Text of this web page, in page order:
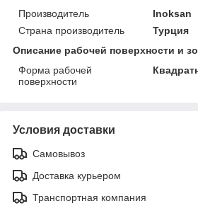
Производитель
Inoksan
Страна производитель
Турция
Описание рабочей поверхности и
Форма рабочей
поверхности
Условия доставки
Самовывоз
Доставка курьером
Транспортная компания